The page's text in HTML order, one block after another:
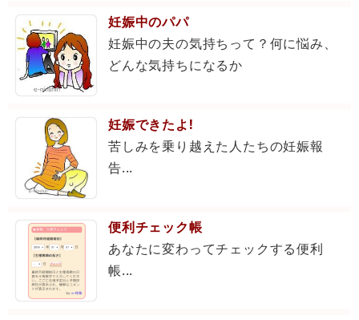
妊娠中のパパ
妊娠中の夫の気持ちって？何に悩み、
どんな気持ちになるか
妊娠できたよ!
苦しみを乗り越えた人たちの妊娠報
告...
便利チェック帳
あなたに変わってチェックする便利
帳...